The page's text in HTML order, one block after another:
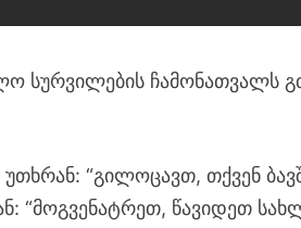
სურვილების ჩამონათვალს
“გილოცავთ, თქვენ
“მოგვენატრეთ, წავიდეთ